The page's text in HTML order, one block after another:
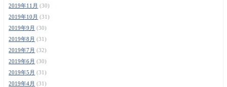
2019年11月 (30)
2019年10月 (31)
2019年9月 (30)
2019年8月 (31)
2019年7月 (32)
2019年6月 (30)
2019年5月 (31)
2019年4月 (31)